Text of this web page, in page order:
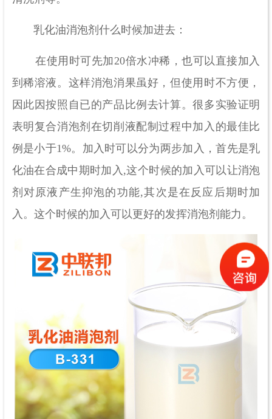
乳化油消泡剂什么时候加进去：
在使用时可先加20倍水冲稀，也可以直接加入
到稀溶液。这样消泡消果虽好，但使用时不方便，
因此因按照自已的产品比例去计算。很多实验证明
表明复合消泡剂在切削液配制过程中加入的最佳比
例是小于1%。加入时可以分为两步加入，首先是乳
化油在合成中期时加入,这个时候的加入可以让消泡
剂对原液产生抑泡的功能,其次是在反应后期时加
入。这个时候的加入可以更好的发挥消泡剂能力。